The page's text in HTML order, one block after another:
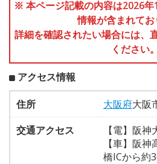
※ 本ページ記載の内容は2026
情報が含まれてお
詳細を確認されたい場合には、
ください。
アクセス情報
住所 大阪府大阪
交通アクセス
【電】阪
【車】阪
橋ICから約